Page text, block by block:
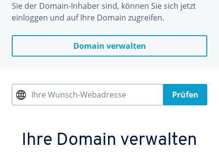
Sie der Domain-Inhaber sind, können Sie sich jetzt
einloggen und auf Ihre Domain zugreifen.
Domain verwalten
Ihre Wunsch-Webadresse Prüfen
Ihre Domain verwalten